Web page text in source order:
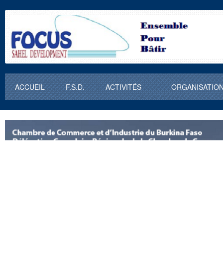
ACCUEIL F.S.D. ACTIVITÉS